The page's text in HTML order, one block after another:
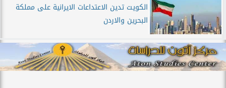
الكويت تدين الاعتداعات الايرانية على مملكة
البحرين والاردن